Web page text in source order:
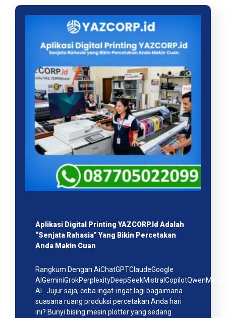
Aplikasi Digital Printing YAZCORP.id Adalah
“Senjata Rahasia” Yang Bikin Percetakan
Anda Makin Cuan
Rangkum Dengan AiChatGPTClaudeGoogle
AIGeminiGrokPerplexityDeepSeekMistralCopilotQwenMeta
AI Jujur saja, coba ingat-ingat lagi bagaimana
suasana ruang produksi percetakan Anda hari
ini? Bunyi bising mesin plotter yang sedang